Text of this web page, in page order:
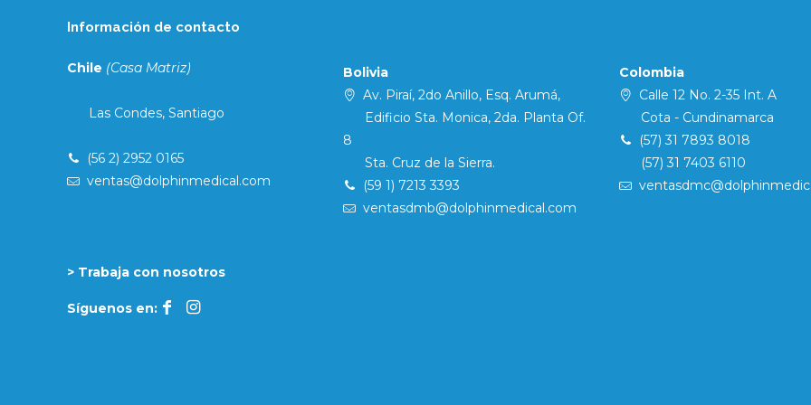
Información de contacto
Chile (Casa Matriz)
Las Condes, Santiago
(56 2) 2952 0165
ventas@dolphinmedical.com
> Trabaja con nosotros
Síguenos en:
Bolivia
Av. Piraí, 2do Anillo, Esq. Arumá,
Edificio Sta. Monica, 2da. Planta Of.
8
Sta. Cruz de la Sierra.
(59 1) 7213 3393
ventasdmb@dolphinmedical.com
Colombia
Calle 12 No. 2-35 Int. A
Cota - Cundinamarca
(57) 31 7893 8018
(57) 31 7403 6110